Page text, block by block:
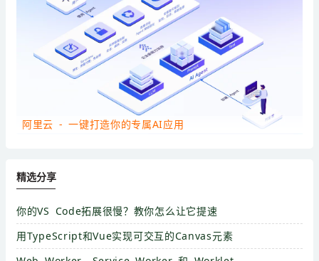
阿里云 - 一键打造你的专属AI应用
精选分享
你的VS Code拓展很慢？教你怎么让它提速
用TypeScript和Vue实现可交互的Canvas元素